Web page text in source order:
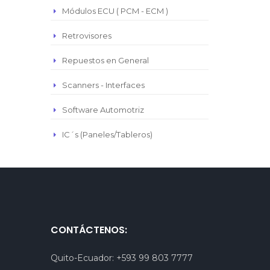
Módulos ECU ( PCM - ECM )
Retrovisores
Repuestos en General
Scanners - Interfaces
Software Automotriz
IC´s (Paneles/Tableros)
CONTÁCTENOS:
Quito-Ecuador: +593 99 803 7777